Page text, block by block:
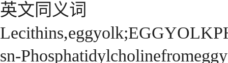
英文同义词
sn-